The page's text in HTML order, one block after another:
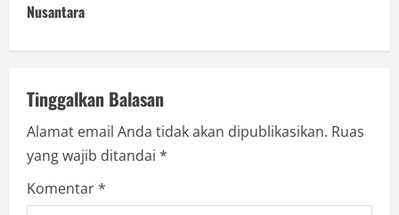
i
n
u
e
R
Nusantara
Tinggalkan Balasan
Alamat email Anda tidak akan dipublikasikan. Ruas
yang wajib ditandai *
Komentar*